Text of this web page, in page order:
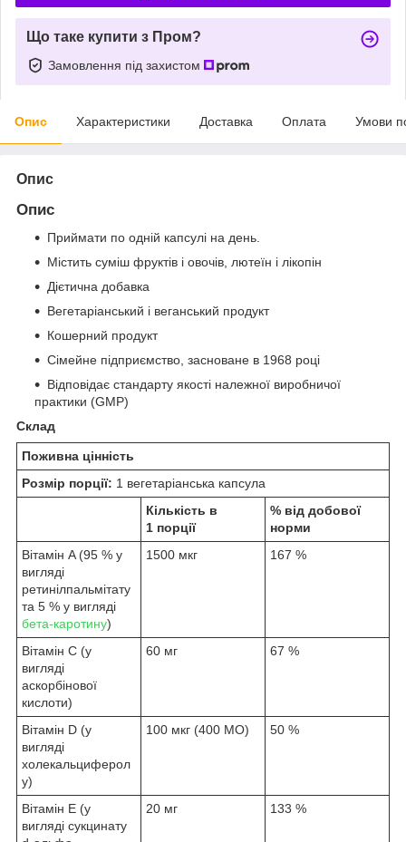
Що таке купити з Пром?
Замовлення під захистом
Опис Характеристики Доставка Оплата Умови
Опис
Опис
Приймати по одній капсулі на день.
Містить суміш фруктів і овочів, лютеїн і лікопін
Дієтична добавка
Вегетаріанський і веганський продукт
Кошерний продукт
Сімейне підприємство, засноване в 1968 році
Відповідає стандарту якості належної виробничої
практики (GMP)
Склад
Поживна цінність
Розмір порції: 1 вегетаріанська капсула
Кількість в
1 порції
% від добової
норми
Вітамін A (95 % у
вигляді
ретинілпальмітату
та 5 % у вигляді
бета-каротину)
1500 мкг 167 %
Вітамін C (у
вигляді
аскорбінової
кислоти)
60 мг 67 %
Вітамін D (у
вигляді
холекальциферол
у)
100 мкг (400 МО) 50 %
Вітамін E (у
вигляді сукцинату
20 мг 133 %